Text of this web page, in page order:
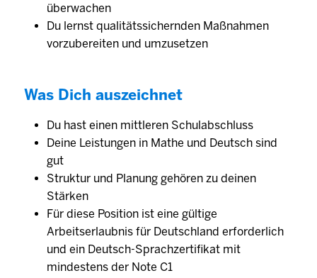
überwachen
Du lernst qualitäts­sichernden Maß­nahmen
vorzubereiten und umzusetzen
Was Dich auszeichnet
Du hast einen mittleren Schulabschluss
Deine Leis­tungen in Mathe und Deutsch sind
gut
Struktur und Planung gehören zu deinen
Stärken
Für diese Position ist eine gültige
Arbeitserlaubnis für Deutschland erforderlich
und ein Deutsch-Sprachzertifikat mit
mindestens der Note C1